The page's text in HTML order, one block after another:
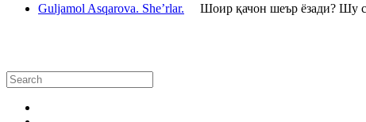
Guljamol Asqarova. She’rlar. Шоир қачон шеър ёзади? Шу